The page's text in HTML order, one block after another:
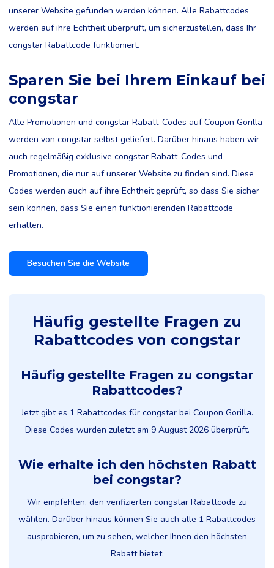
unserer Website gefunden werden können. Alle Rabattcodes
werden auf ihre Echtheit überprüft, um sicherzustellen, dass Ihr
congstar Rabattcode funktioniert.
Sparen Sie bei Ihrem Einkauf bei
congstar
Alle Promotionen und congstar Rabatt-Codes auf Coupon Gorilla
werden von congstar selbst geliefert. Darüber hinaus haben wir
auch regelmäßig exklusive congstar Rabatt-Codes und
Promotionen, die nur auf unserer Website zu finden sind. Diese
Codes werden auch auf ihre Echtheit geprüft, so dass Sie sicher
sein können, dass Sie einen funktionierenden Rabattcode
erhalten.
Besuchen Sie die Website
Häufig gestellte Fragen zu
Rabattcodes von congstar
Häufig gestellte Fragen zu congstar
Rabattcodes?
Jetzt gibt es 1 Rabattcodes für congstar bei Coupon Gorilla.
Diese Codes wurden zuletzt am 9 August 2026 überprüft.
Wie erhalte ich den höchsten Rabatt
bei congstar?
Wir empfehlen, den verifizierten congstar Rabattcode zu
wählen. Darüber hinaus können Sie auch alle 1 Rabattcodes
ausprobieren, um zu sehen, welcher Ihnen den höchsten
Rabatt bietet.